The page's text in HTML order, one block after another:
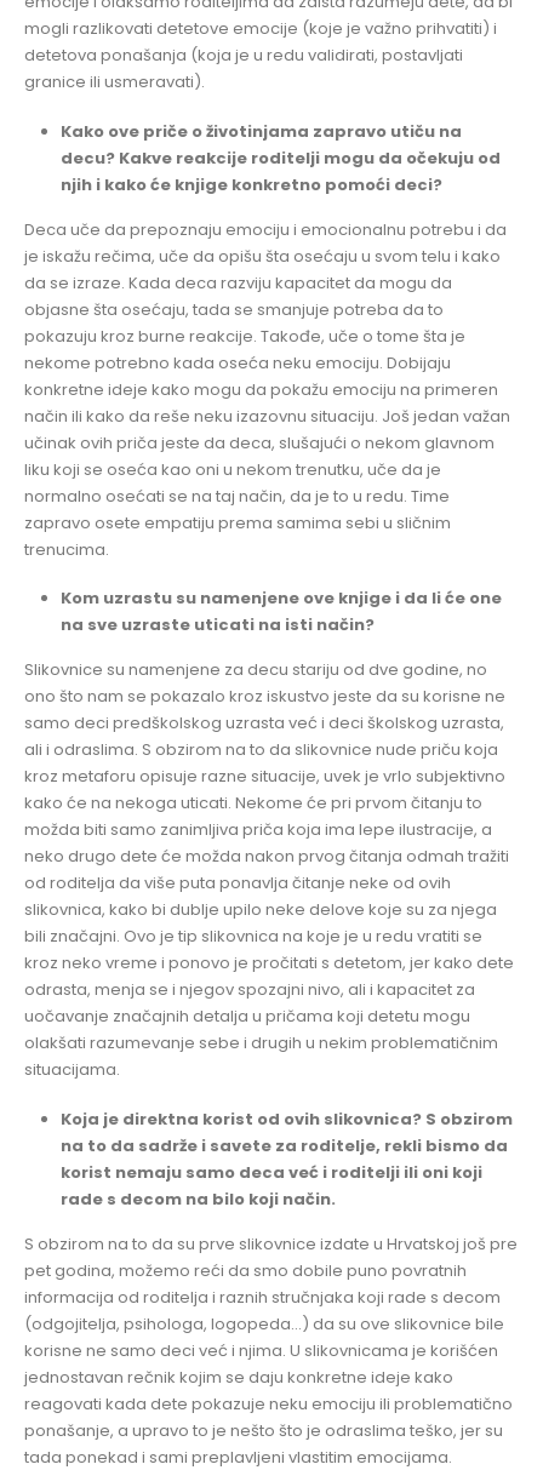
mogli razlikovati detetove emocije (koje je važno prihvatiti) i
detetova ponašanja (koja je u redu validirati, postavljati
granice ili usmeravati).
Kako ove priče o životinjama zapravo utiču na
decu? Kakve reakcije roditelji mogu da očekuju od
njih i kako će knjige konkretno pomoći deci?
Deca uče da prepoznaju emociju i emocionalnu potrebu i da
je iskažu rečima, uče da opišu šta osećaju u svom telu i kako
da se izraze. Kada deca razviju kapacitet da mogu da
objasne šta osećaju, tada se smanjuje potreba da to
pokazuju kroz burne reakcije. Takođe, uče o tome šta je
nekome potrebno kada oseća neku emociju. Dobijaju
konkretne ideje kako mogu da pokažu emociju na primeren
način ili kako da reše neku izazovnu situaciju. Još jedan važan
učinak ovih priča jeste da deca, slušajući o nekom glavnom
liku koji se oseća kao oni u nekom trenutku, uče da je
normalno osećati se na taj način, da je to u redu. Time
zapravo osete empatiju prema samima sebi u sličnim
trenucima.
Kom uzrastu su namenjene ove knjige i da li će one
na sve uzraste uticati na isti način?
Slikovnice su namenjene za decu stariju od dve godine, no
ono što nam se pokazalo kroz iskustvo jeste da su korisne ne
samo deci predškolskog uzrasta već i deci školskog uzrasta,
ali i odraslima. S obzirom na to da slikovnice nude priču koja
kroz metaforu opisuje razne situacije, uvek je vrlo subjektivno
kako će na nekoga uticati. Nekome će pri prvom čitanju to
možda biti samo zanimljiva priča koja ima lepe ilustracije, a
neko drugo dete će možda nakon prvog čitanja odmah tražiti
od roditelja da više puta ponavlja čitanje neke od ovih
slikovnica, kako bi dublje upilo neke delove koje su za njega
bili značajni. Ovo je tip slikovnica na koje je u redu vratiti se
kroz neko vreme i ponovo je pročitati s detetom, jer kako dete
odrasta, menja se i njegov spozajni nivo, ali i kapacitet za
uočavanje značajnih detalja u pričama koji detetu mogu
olakšati razumevanje sebe i drugih u nekim problematičnim
situacijama.
Koja je direktna korist od ovih slikovnica? S obzirom
na to da sadrže i savete za roditelje, rekli bismo da
korist nemaju samo deca već i roditelji ili oni koji
rade s decom na bilo koji način.
S obzirom na to da su prve slikovnice izdate u Hrvatskoj još pre
pet godina, možemo reći da smo dobile puno povratnih
informacija od roditelja i raznih stručnjaka koji rade s decom
(odgojitelja, psihologa, logopeda…) da su ove slikovnice bile
korisne ne samo deci već i njima. U slikovnicama je korišćen
jednostavan rečnik kojim se daju konkretne ideje kako
reagovati kada dete pokazuje neku emociju ili problematično
ponašanje, a upravo to je nešto što je odraslima teško, jer su
tada ponekad i sami preplavljeni vlastitim emocijama.